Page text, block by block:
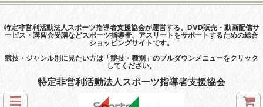
特定非営利活動法人スポーツ指導者支援協会が運営する、DVD販売・動画配信サ
ービス・講習会受講などスポーツ指導者、アスリートをサポートするための総合
ショッピングサイトです。
競技・ジャンル別に見たい方は「競技・種別」のプルダウンメニューをクリック
してください。
特定非営利活動法人スポーツ指導者支援協会